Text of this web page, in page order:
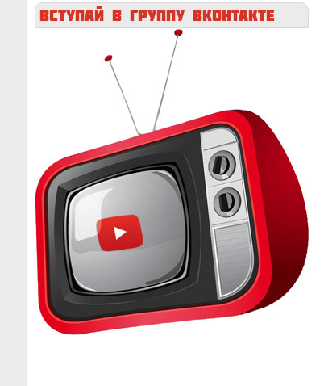
ВСТУПАЙ В ГРУППУ ВКОНТАКТЕ